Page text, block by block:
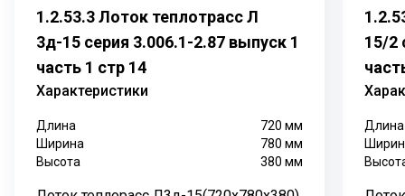
применение в различных типах грунтов. Таким
образом, элементы Л используются как в стандартных
грунтах без подземных вод и сейсмических рисков,
так и на насыпанных и в условиях повышенной
влажности. Укрепленные лотки Л3д-8 востребованы
в регионах с риском землетрясений до 9 баллов.
Лоток Л3д-8
представляет собой армированную
бетонную конструкцию в форме скобы. Данная форма
обусловлена защитной функцией изделия –
1.2.53.3 Лоток теплотрасс Л
3д-15 серия 3.006.1-2.87 выпуск 1
часть 1 стр 14
Характеристики
Длина 720мм
Ширина
780мм
Высота
380мм
15/2
Длина